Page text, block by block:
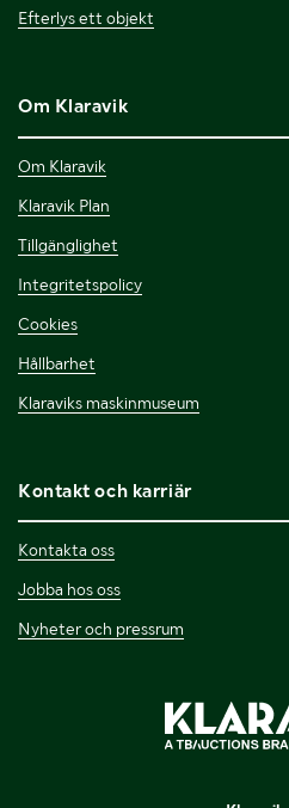
Efterlys ett objekt
Om Klaravik
Om Klaravik
Klaravik Plan
Tillgänglighet
Integritetspolicy
Cookies
Hållbarhet
Klaraviks maskinmuseum
Kontakt och karriär
Kontakta oss
Jobba hos oss
Nyheter och pressrum